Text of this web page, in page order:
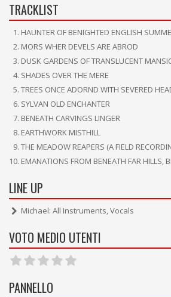
TRACKLIST
HAUNTER OF BENIGHTED ENGLISH
MORS WHER DEVELS ARE ABROD
DUSK GARDENS OF TRANSLUCENT
SHADES OVER THE MERE
TREES ONCE ADORND WITH SEVERED
SYLVAN OLD ENCHANTER
BENEATH CARVINGS LINGER
EARTHWORK MISTHILL
THE MEADOW REAPERS (A FIELD
EMANATIONS FROM BENEATH FAR HILLS,
LINE UP
Michael: All Instruments, Vocals
VOTO MEDIO UTENTI
PANNELLO